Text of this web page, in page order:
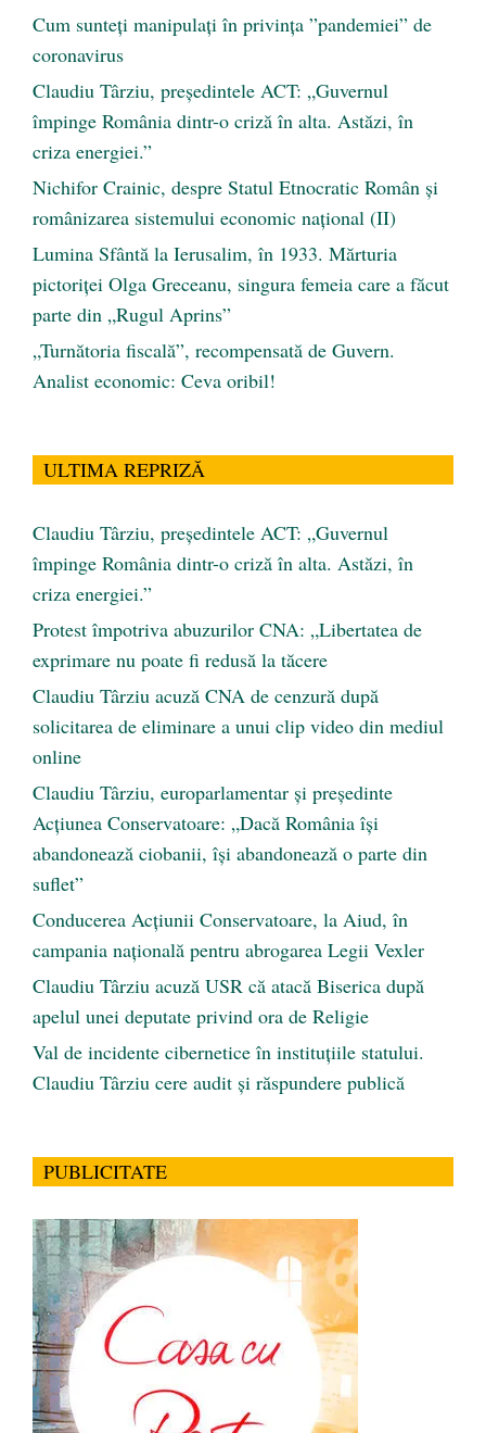
Cum sunteți manipulați în privința ”pandemiei” de
coronavirus
Claudiu Târziu, președintele ACT: „Guvernul
împinge România dintr-o criză în alta. Astăzi, în
criza energiei.”
Nichifor Crainic, despre Statul Etnocratic Român şi
românizarea sistemului economic naţional (II)
Lumina Sfântă la Ierusalim, în 1933. Mărturia
pictoriței Olga Greceanu, singura femeia care a făcut
parte din „Rugul Aprins”
„Turnătoria fiscală”, recompensată de Guvern.
Analist economic: Ceva oribil!
ULTIMA REPRIZĂ
Claudiu Târziu, președintele ACT: „Guvernul
împinge România dintr-o criză în alta. Astăzi, în
criza energiei.”
Protest împotriva abuzurilor CNA: „Libertatea de
exprimare nu poate fi redusă la tăcere
Claudiu Târziu acuză CNA de cenzură după
solicitarea de eliminare a unui clip video din mediul
online
Claudiu Târziu, europarlamentar și președinte
Acțiunea Conservatoare: „Dacă România își
abandonează ciobanii, își abandonează o parte din
suflet”
Conducerea Acțiunii Conservatoare, la Aiud, în
campania națională pentru abrogarea Legii Vexler
Claudiu Târziu acuză USR că atacă Biserica după
apelul unei deputate privind ora de Religie
Val de incidente cibernetice în instituțiile statului.
Claudiu Târziu cere audit și răspundere publică
PUBLICITATE